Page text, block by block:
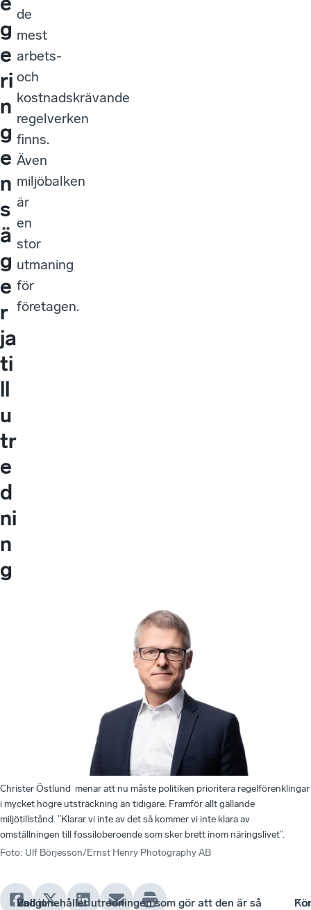
g
e
ri
n
g
e
n
s
ä
g
e
r
ja
ti
ll
u
tr
e
d
ni
n
g
de
mest
arbets-
och
kostnadskrävande
regelverken
finns.
Även
miljöbalken
är
en
stor
utmaning
för
företagen.
Christer Östlund menar att nu måste politiken prioritera regelförenklingar
i mycket högre utsträckning än tidigare. Framför allt gällande
miljötillstånd. ”Klarar vi inte av det så kommer vi inte klara av
omställningen till fossiloberoende som sker brett inom näringslivet”.
Foto: Ulf Börjesson/Ernst Henry Photography AB
Enligt
I
Vad
Vad innehåller utredningen som gör att den är så
I